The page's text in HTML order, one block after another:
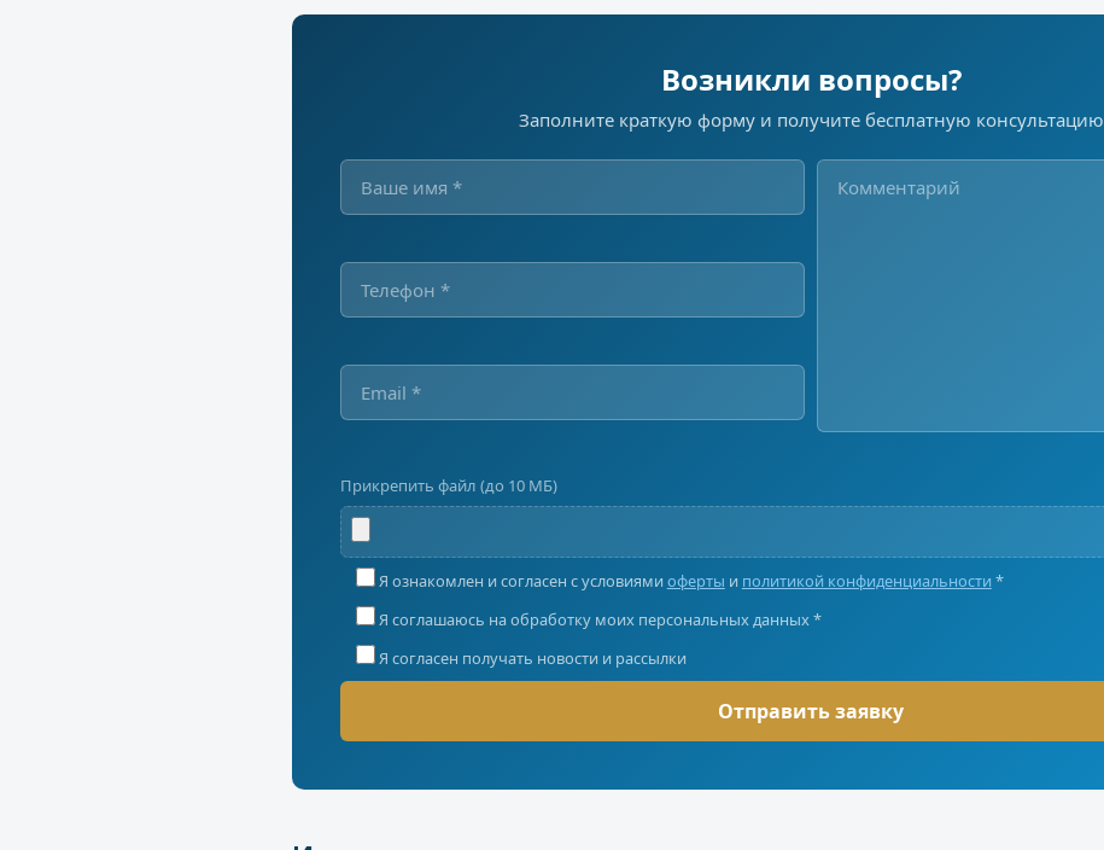
Возникли вопросы?
Заполните краткую форму и получите бесплатную консультацию
Прикрепить файл (до 10 МБ)
Я ознакомлен и согласен с условиями оферты и политикой конфиденциальности *
Я соглашаюсь на обработку моих персональных данных *
Я согласен получать новости и рассылки